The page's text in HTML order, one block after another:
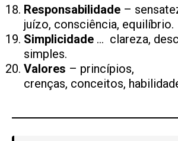
Responsabilidade –
juízo, consciência, equilíbrio.
Simplicidade … clareza,
simples.
Valores – princípios,
crenças, conceitos,